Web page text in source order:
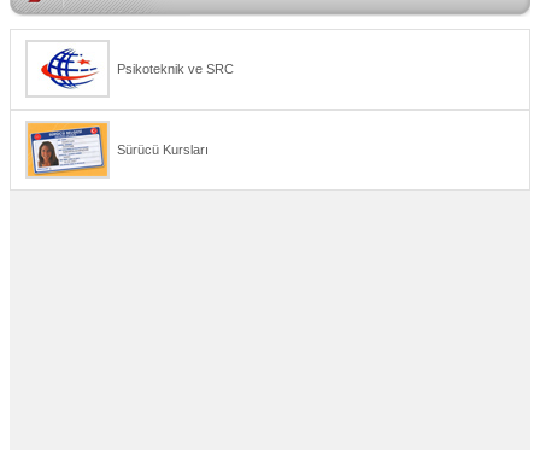
Psikoteknik ve SRC
Sürücü Kursları